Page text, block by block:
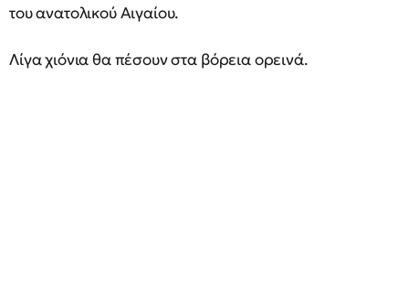
του ανατολικού Αιγαίου.
Λίγα χιόνια θα πέσουν στα βόρεια ορεινά.